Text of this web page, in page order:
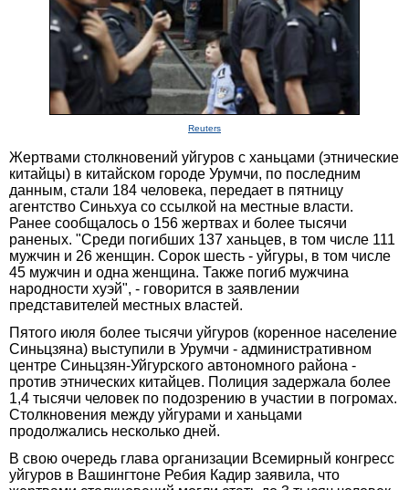
Reuters
Жертвами столкновений уйгуров с ханьцами (этнические
китайцы) в китайском городе Урумчи, по последним
данным, стали 184 человека, передает в пятницу
агентство Синьхуа со ссылкой на местные власти.
Ранее сообщалось о 156 жертвах и более тысячи
раненых. "Среди погибших 137 ханьцев, в том числе 111
мужчин и 26 женщин. Сорок шесть - уйгуры, в том числе
45 мужчин и одна женщина. Также погиб мужчина
народности хуэй", - говорится в заявлении
представителей местных властей.
Пятого июля более тысячи уйгуров (коренное население
Синьцзяна) выступили в Урумчи - административном
центре Синьцзян-Уйгурского автономного района -
против этнических китайцев. Полиция задержала более
1,4 тысячи человек по подозрению в участии в погромах.
Столкновения между уйгурами и ханьцами
продолжались несколько дней.
В свою очередь глава организации Всемирный конгресс
уйгуров в Вашингтоне Ребия Кадир заявила, что